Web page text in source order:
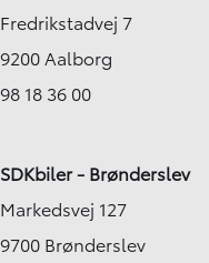
Fredrikstadvej 7
9200 Aalborg
98 18 36 00
SDKbiler - Brønderslev
Markedsvej 127
9700 Brønderslev